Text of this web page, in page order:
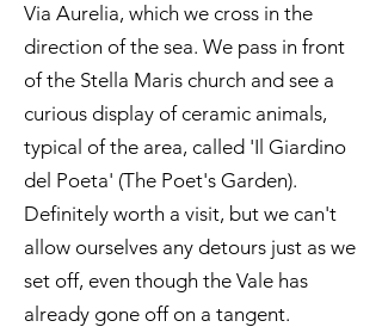
Via Aurelia, which we cross in the
direction of the sea. We pass in front
of the Stella Maris church and see a
curious display of ceramic animals,
typical of the area, called 'Il Giardino
del Poeta' (The Poet's Garden).
Definitely worth a visit, but we can't
allow ourselves any detours just as we
set off, even though the Vale has
already gone off on a tangent.